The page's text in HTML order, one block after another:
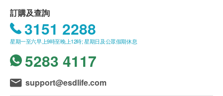
糖尿
空腹血糖
血液檢查
血全像
嗜鹼性白血球
斷或治療用途。
請注意，指定影像及化驗中心無法保證提供女性放
射師。如客戶要求女性放射師，我們可能需要在其
請注意，婚前檢查計劃( 包括雙人婚前檢查計劃，
婚前檢查計劃 (男性)，聯合醫務 婚前檢查計劃 (女
性)) 顧客需要親自將精液樣本送至普康化驗中心
訂購及查詢
3151 2288
星期一至六早上9時至晚上12時; 星期日及公眾假期休息
5283 4117
support@esdlife.com